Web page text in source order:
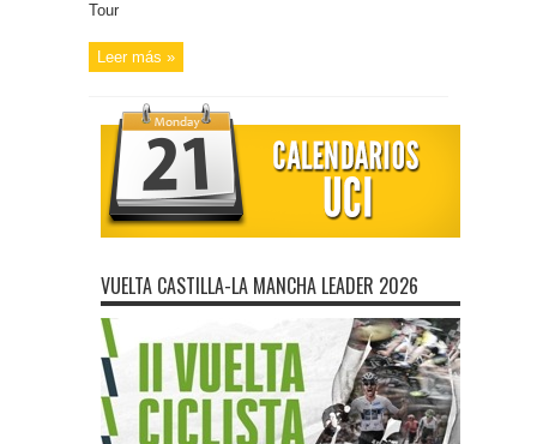
Tour
Leer más »
VUELTA CASTILLA-LA MANCHA LEADER 2026